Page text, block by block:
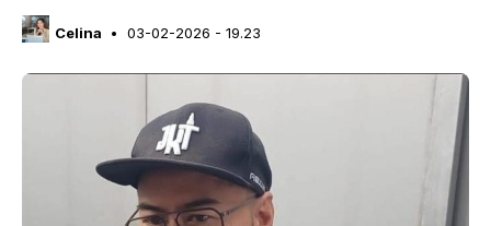
Celina 03-02-2026 - 19.23